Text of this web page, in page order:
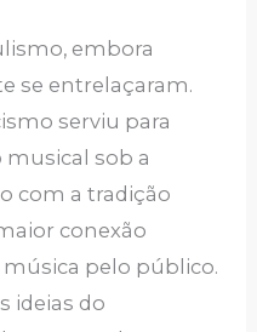
embora
se entrelaçaram.
serviu para
sob a
com a tradição
conexão
pelo público.
ideias do